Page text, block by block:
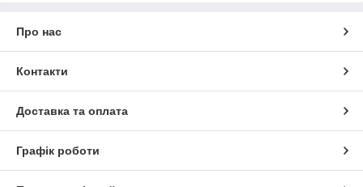
Про нас
Контакти
Доставка та оплата
Графік роботи